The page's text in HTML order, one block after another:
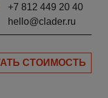
+7 812 449 20 40
hello@clader.ru
СТОИМОСТЬ